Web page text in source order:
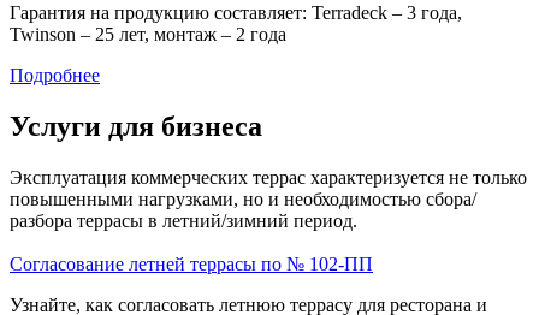
Гарантия на продукцию составляет: Terradeck – 3 года,
Twinson – 25 лет, монтаж – 2 года
Подробнее
Услуги для бизнеса
Эксплуатация коммерческих террас характеризуется не только
повышенными нагрузками, но и необходимостью сбора/
разбора террасы в летний/зимний период.
Согласование летней террасы по № 102-ПП
Узнайте, как согласовать летнюю террасу для ресторана и